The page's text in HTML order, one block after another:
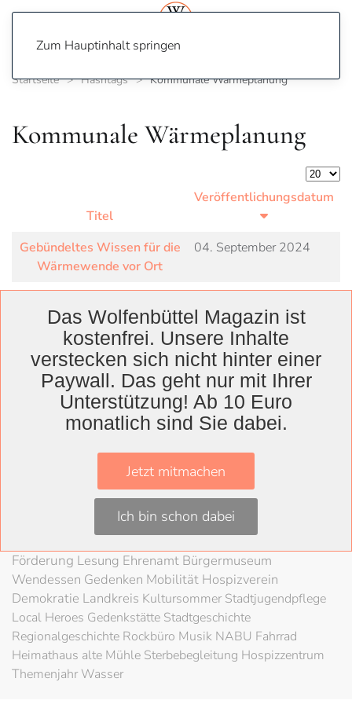
Zum Hauptinhalt springen
Startseite Hashtags Kommunale Wärmeplanung
Kommunale Wärmeplanung
Titel
Veröffentlichungsdatum
Gebündeltes Wissen für die
Wärmewende vor Ort
04. September 2024
WolfenbüttelLandkreis
WolfenbüttelLessingtheaterAusstellung
Herzog August Bibliothek Nachhaltigkeit
KunstvereinMuseumKonzert
Braunschweigische LandschaftHAB
80 Jahre KriegsendeLiteraturSalzgitter
SchöppenstedtUmweltschutz
SchladenStadtradelnFahrradfahren
Förderung Lesung Ehrenamt Bürgermuseum
Wendessen Gedenken Mobilität Hospizverein
Demokratie Landkreis KultursommerStadtjugendpflege
Local Heroes Gedenkstätte Stadtgeschichte
Regionalgeschichte Rockbüro Musik NABU Fahrrad
Heimathaus alte Mühle Sterbebegleitung Hospizzentrum
Themenjahr Wasser
Das Wolfenbüttel Magazin ist
kostenfrei. Unsere Inhalte
verstecken sich nicht hinter einer
Paywall. Das geht nur mit Ihrer
Unterstützung! Ab 10 Euro
monatlich sind Sie dabei.
Jetzt mitmachen
Ich bin schon dabei